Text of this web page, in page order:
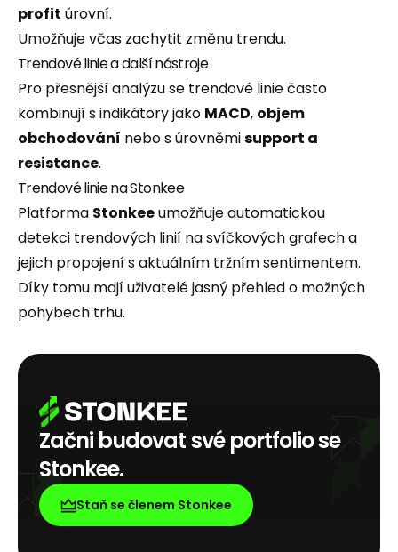
profit úrovní.
Umožňuje včas zachytit změnu trendu.
Trendové linie a další nástroje
Pro přesnější analýzu se trendové linie často
kombinují s indikátory jako MACD, objem
obchodování nebo s úrovněmisupport a
resistance.
Trendové linie na Stonkee
Platforma Stonkeeumožňuje automatickou
detekci trendových linií na svíčkových grafech a
jejich propojení s aktuálním tržním sentimentem.
Díky tomu mají uživatelé jasný přehled o možných
pohybech trhu.
Začni budovat své portfolio se
Stonkee.
Staň se členem Stonkee